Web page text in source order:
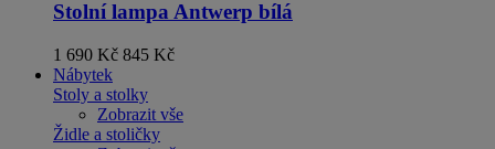
Stolní lampa Antwerp bílá
1 690 Kč 845 Kč
Nábytek
Stoly a stolky
Zobrazit vše
Židle a stoličky